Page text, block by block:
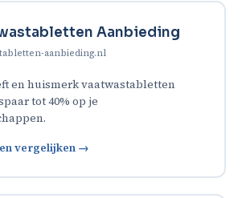
Aanbieding
aanbieding.nl
en huismerk vaatwastabletten
tot 40% op je
vergelijken →